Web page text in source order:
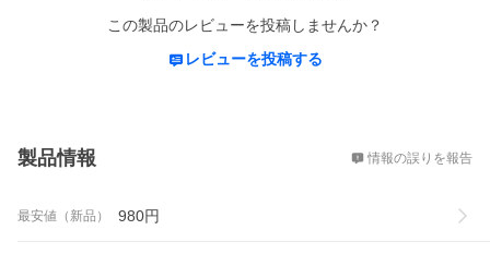
この製品のレビューを投稿しませんか？
レビューを投稿する
製品情報 情報の誤りを報告
最安値（新品） 980円